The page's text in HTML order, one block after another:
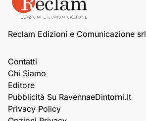
Reclam Edizioni e Comunicazione srl
Contatti
Chi Siamo
Editore
Pubblicità Su RavennaeDintorni.it
Privacy Policy